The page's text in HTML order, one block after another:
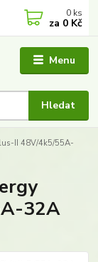
Menu
Hledat
0 ks
za 0 Kč
II 48V/4k5/55A-
32A